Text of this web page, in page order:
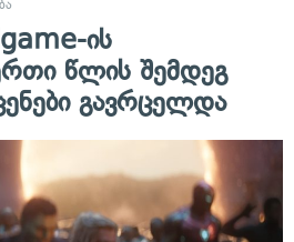
ის
წლის შემდეგ
გავრცელდა